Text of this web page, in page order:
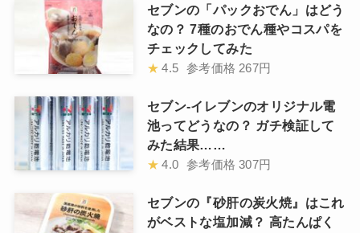
セブンの「パックおでん」はどう
なの？ 7種のおでん種やコスパを
チェックしてみた
★ 4.5 参考価格 267円
セブン-イレブンのオリジナル電
池ってどうなの？ ガチ検証して
みた結果……
★ 4.0 参考価格 307円
セブンの『砂肝の炭火焼』はこれ
がベストな塩加減？ 高たんぱく